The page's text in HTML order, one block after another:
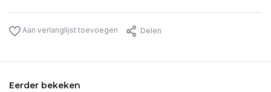
Aan verlanglijst toevoegen Delen
Eerder bekeken